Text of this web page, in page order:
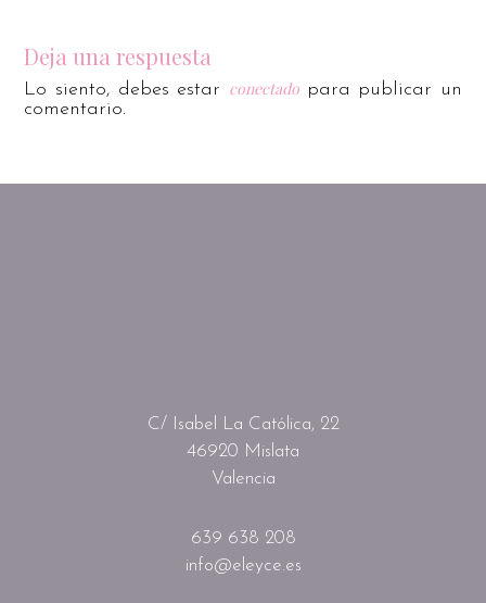
Deja una respuesta
Lo siento, debes estar conectadopara publicar un
comentario.
C/ Isabel La Católica, 22
46920 Mislata
Valencia
639 638 208
info@eleyce.es